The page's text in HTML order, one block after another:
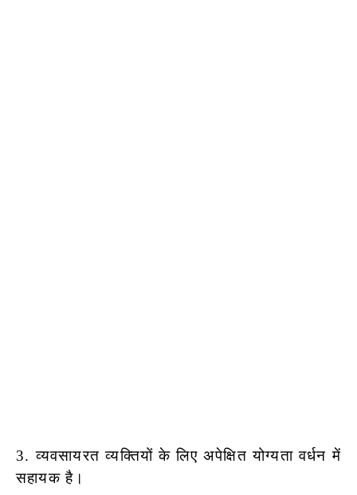
3. व्यवसायरत व्यक्तियों के लिए अपेक्षित योग्यता वर्धन में
सहायक है।